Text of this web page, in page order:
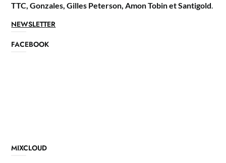
TTC, Gonzales, Gilles Peterson, Amon Tobin et Santigold
NEWSLETTER
FACEBOOK
MIXCLOUD